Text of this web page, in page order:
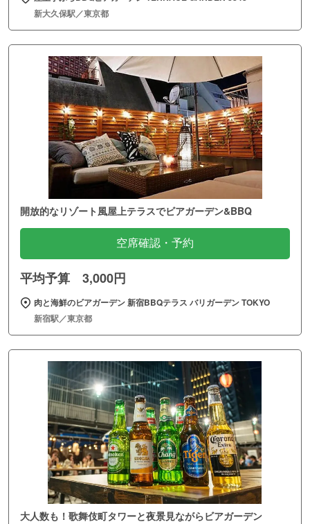
新大久保駅／東京都
開放的なリゾート風屋上テラスでビアガーデン&BBQ
空席確認・予約
平均予算 3,000円
肉と海鮮のビアガーデン 新宿BBQテラス バリガーデン TOKYO
新宿駅／東京都
大人数も！歌舞伎町タワーと夜景見ながらビアガーデン